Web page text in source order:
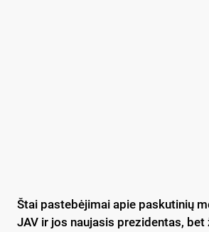
Štai pastebėjimai apie paskutinių
JAV ir jos naujasis prezidentas,